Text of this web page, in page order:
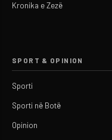
Kronika e Zezë
SPORT & OPINION
Sporti
Sporti në Botë
Opinion